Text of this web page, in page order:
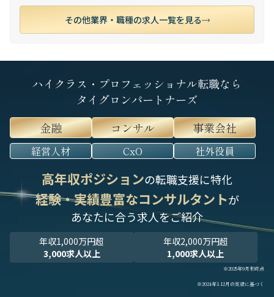
その他業界・職種の求人一覧を見る
ハイクラス・プロフェッショナル転職なら
タイグロンパートナーズ
金融
コンサル 事業会社
経営人材 CxO 社外役員
高年収ポジションの転職支援に特化
経験・実績豊富なコンサルタントが
あなたに合う求人をご紹介
年収1,000万円超
3,000求人以上
年収2,000万円超
1,000求人以上
※2025年9月末時点
※2024年1-12月の実績に基づく